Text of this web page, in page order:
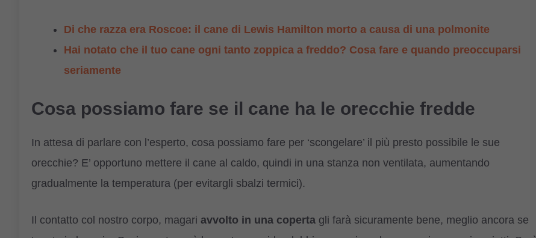
Di che razza era Roscoe: il cane di Lewis Hamilton morto a causa di una polmonite
Hai notato che il tuo cane ogni tanto zoppica a freddo? Cosa fare e quando preoccuparsi
seriamente
Cosa possiamo fare se il cane ha le orecchie fredde
In attesa di parlare con l’esperto, cosa possiamo fare per ‘scongelare’ il più presto possibile le sue
orecchie? E’ opportuno mettere il cane al caldo, quindi in una stanza non ventilata, aumentando
gradualmente la temperatura (per evitargli sbalzi termici).
Il contatto col nostro corpo, magari avvolto in una coperta gli farà sicuramente bene, meglio ancora se